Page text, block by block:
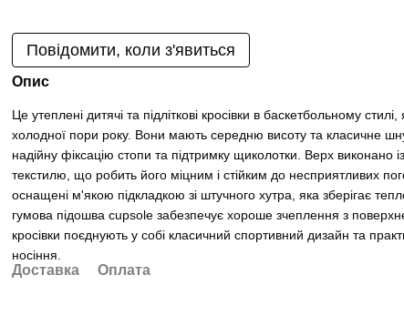
Повідомити, коли з'явиться
Опис
Це утеплені дитячі та підліткові кросівки в баскетбольному
холодної пори року. Вони мають середню висоту та класичне
надійну фіксацію стопи та підтримку щиколотки. Верх виконано
текстилю, що робить його міцним і стійким до несприятливих
оснащені м'якою підкладкою зі штучного хутра, яка зберігає
гумова підошва cupsole забезпечує хороше зчеплення з
кросівки поєднують у собі класичний спортивний дизайн та
носіння.
Доставка Оплата